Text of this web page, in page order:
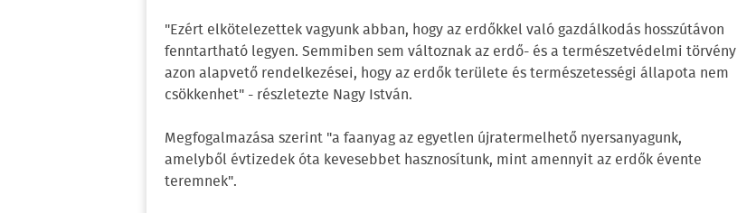
"Ezért elkötelezettek vagyunk abban, hogy az erdőkkel való gazdálkodás hosszútávon
fenntartható legyen. Semmiben sem változnak az erdő- és a természetvédelmi törvény
azon alapvető rendelkezései, hogy az erdők területe és természetességi állapota nem
csökkenhet" - részletezte Nagy István.
Megfogalmazása szerint "a faanyag az egyetlen újratermelhető nyersanyagunk,
amelyből évtizedek óta kevesebbet hasznosítunk, mint amennyit az erdők évente
teremnek".